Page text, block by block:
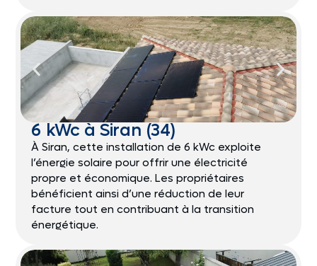
6 kWc à Siran (34)
À Siran, cette installation de 6 kWc exploite
l’énergie solaire pour offrir une électricité
propre et économique. Les propriétaires
bénéficient ainsi d’une réduction de leur
facture tout en contribuant à la transition
énergétique.